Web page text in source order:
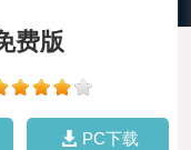
费版
PC下载